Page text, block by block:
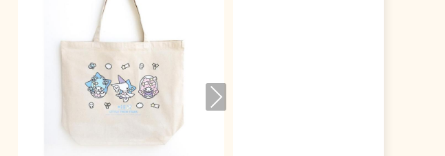
Nex